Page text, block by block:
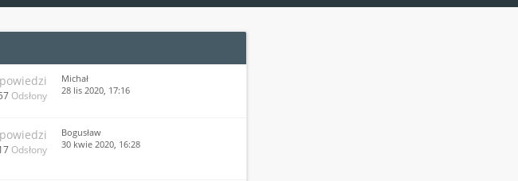
Odsłony
Michał
28 lis 2020, 17:16
Odsłony
Bogusław
30 kwie 2020, 16:28